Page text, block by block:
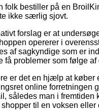
folk bestiller på en
ikke særlig sjovt.
forslag er at
opererer i
af sagkyndige som er
få problemer som følge af
er det en hjælp at køber
online forretningen
således man i fremtiden
til en voksen eller